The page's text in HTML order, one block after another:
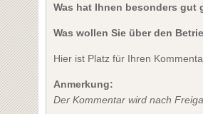
Was hat Ihnen besonders gut
Was wollen Sie über den
Hier ist Platz für Ihren
Anmerkung:
Der Kommentar wird nach